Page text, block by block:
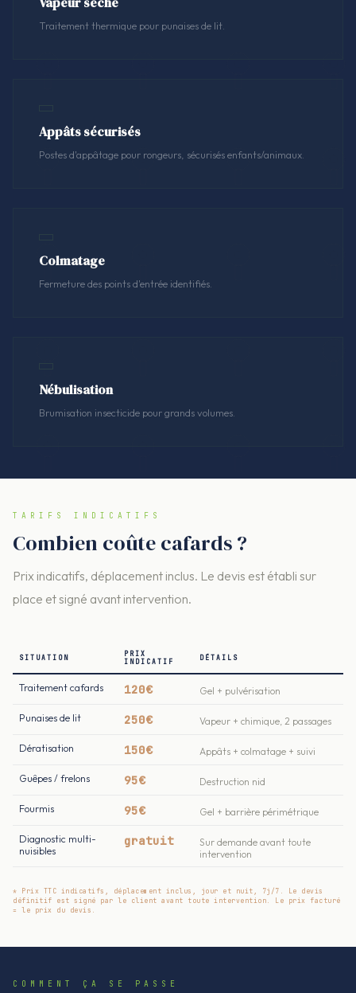
Traitement thermique pour punaises de lit.
Appâts sécurisés
Postes d'appâtage pour rongeurs, sécurisés enfants/animaux.
Colmatage
Fermeture des points d'entrée identifiés.
Nébulisation
Brumisation insecticide pour grands volumes.
TARIFS INDICATIFS
Combien coûte cafards ?
Prix indicatifs, déplacement inclus. Le devis est établi sur
place et signé avant intervention.
SITUATION
PRIX
INDICATIF
DÉTAILS
Traitement cafards 120€ Gel + pulvérisation
Punaises de lit 250€ Vapeur + chimique, 2 passages
Dératisation 150€ Appâts + colmatage + suivi
Guêpes / frelons 95€ Destruction nid
Fourmis 95€ Gel + barrière périmétrique
Diagnostic multi-
nuisibles
gratuit
Sur demande avant toute
intervention
* Prix TTC indicatifs, déplacement inclus, jour et nuit, 7j/7. Le devis
définitif est signé par le client avant toute intervention. Le prix facturé
= le prix du devis.
COMMENT ÇA SE PASSE